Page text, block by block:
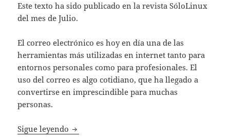
Este texto ha sido publicado en la revista SóloLinux
del mes de Julio.
El correo electrónico es hoy en día una de las
herramientas más utilizadas en internet tanto para
entornos personales como para profesionales. El
uso del correo es algo cotidiano, que ha llegado a
convertirse en imprescindible para muchas
personas.
Sigue leyendo El cliente de correo, una elección